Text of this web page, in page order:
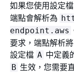
如果您使用設定檔
端點會解析為
endpoint.aws
要求，端點解析
設定檔 A 中定義
B 生效，您需要